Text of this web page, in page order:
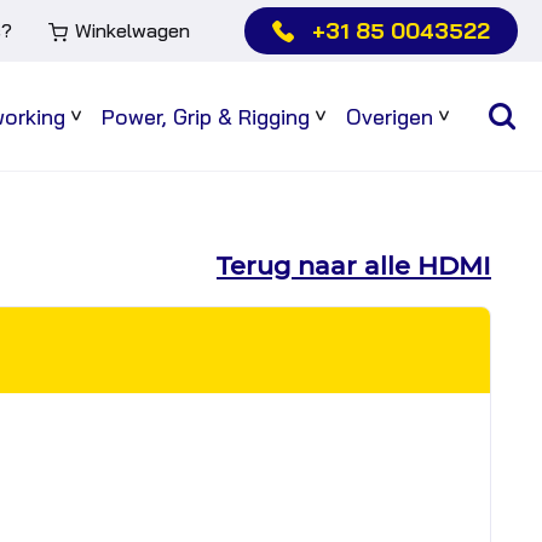
Winkelwagen +31 85 0043522
Sub
Power, Grip & Rigging
Sub
Overigen
Sub
Terug naar alle HDMI